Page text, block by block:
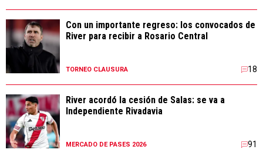
Con un importante regreso: los convocados de
River para recibir a Rosario Central
TORNEO CLAUSURA 18
River acordó la cesión de Salas: se va a
Independiente Rivadavia
MERCADO DE PASES 2026 91